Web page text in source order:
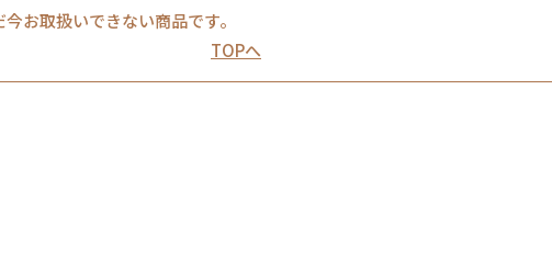
お取扱いできない商品です。
TOPへ